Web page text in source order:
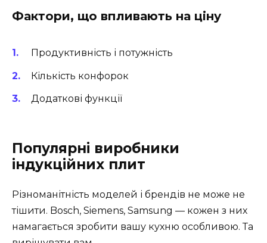
Фактори, що впливають на ціну
Продуктивність і потужність
Кількість конфорок
Додаткові функції
Популярні виробники
індукційних плит
Різноманітність моделей і брендів не може не
тішити. Bosch, Siemens, Samsung — кожен з них
намагається зробити вашу кухню особливою. Та